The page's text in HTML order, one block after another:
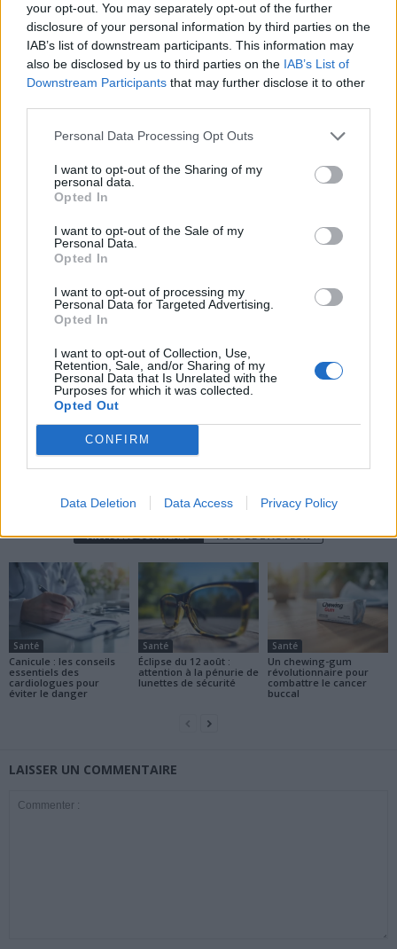
your opt-out. You may separately opt-out of the further
disclosure of your personal information by third parties on the
IAB’s list of downstream participants. This information may
also be disclosed by us to third parties on the IAB’s List of
Downstream Participants that may further disclose it to other
Personal Data Processing Opt Outs
I want to opt-out of the Sharing of my
personal data.
Opted In
I want to opt-out of the Sale of my
Personal Data.
Opted In
I want to opt-out of processing my
Personal Data for Targeted Advertising.
Opted In
I want to opt-out of Collection, Use,
Retention, Sale, and/or Sharing of my
Personal Data that Is Unrelated with the
Purposes for which it was collected.
Opted Out
CONFIRM
Data Deletion Data Access Privacy Policy
d’une activité physique, une alimentation équilibrée, un sommeil de
qualité et une stimulation intellectuelle fréquente restent les
moyens les plus efficaces pour préserver la santé du cerveau. Être
dans un groupe sanguin considéré comme plus protecteur ne
leurs capacités cognitives en adoptant de bonnes habitudes de vie.
Une avancée
révolutionnaire contre le
Hypertension : Les 2
ARTICLES CONNEXES PLUS DE L'AUTEUR
Santé
Canicule : les conseils
essentiels des
cardiologues pour
éviter le danger
Santé
Éclipse du 12 août :
attention à la pénurie de
lunettes de sécurité
Santé
Un chewing-gum
révolutionnaire pour
combattre le cancer
buccal
LAISSER UN COMMENTAIRE